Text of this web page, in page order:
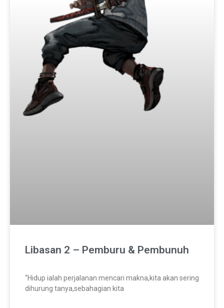
Libasan 2 – Pemburu & Pembunuh
“Hidup ialah perjalanan mencari makna,kita akan sering
dihurung tanya,sebahagian kita